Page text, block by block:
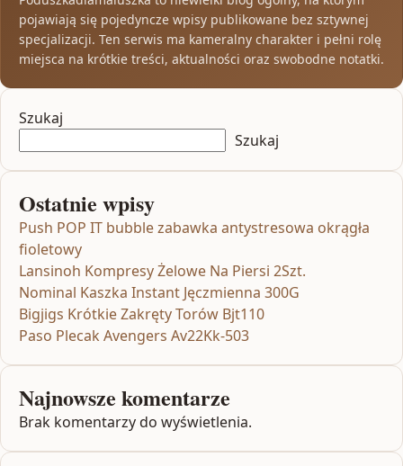
pojawiają się pojedyncze wpisy publikowane bez sztywnej
specjalizacji. Ten serwis ma kameralny charakter i pełni rolę
miejsca na krótkie treści, aktualności oraz swobodne notatki.
Szukaj
Szukaj
Ostatnie wpisy
Push POP IT bubble zabawka antystresowa okrągła
fioletowy
Lansinoh Kompresy Żelowe Na Piersi 2Szt.
Nominal Kaszka Instant Jęczmienna 300G
Bigjigs Krótkie Zakręty Torów Bjt110
Paso Plecak Avengers Av22Kk-503
Najnowsze komentarze
Brak komentarzy do wyświetlenia.